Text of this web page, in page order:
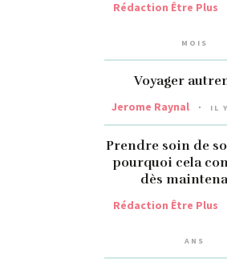
Rédaction Être Plus
MOIS
Voyager
Jerome Raynal IL
Prendre soin de
pourquoi cela
dès
Rédaction Être Plus
ANS